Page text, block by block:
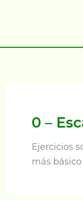
0 –
Ejercicios
más básico